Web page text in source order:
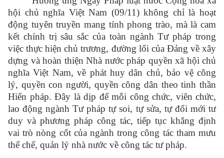
hội chủ nghĩa Việt Nam (09/11) không chỉ là hoạt
động tuyên truyền mang tính phong trào, mà là cam
kết chính trị sâu sắc của toàn ngành Tư pháp trong
việc thực hiện chủ trương, đường lối của Đảng về xây
dựng và hoàn thiện Nhà nước pháp quyền xã hội chủ
nghĩa Việt Nam, về phát huy dân chủ, bảo vệ công
lý, quyền con người, quyền công dân theo tinh thần
Hiến pháp. Đây là dịp để mỗi công chức, viên chức,
lao động ngành Tư pháp tự soi, tự sửa, tự đổi mới tư
duy và phương pháp công tác, tiếp tục khẳng định
vai trò nòng cốt của ngành trong công tác tham mưu
thể chế, quản lý nhà nước về công tác tư pháp.